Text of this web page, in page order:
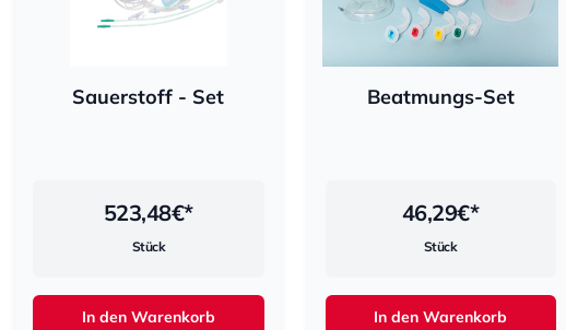
Sauerstoff - Set
523,48€*
Stück
In den Warenkorb
Beatmungs-Set
46,29€*
Stück
In den Warenkorb